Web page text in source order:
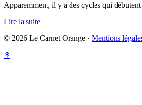
Apparemment, il y a des cycles qui
Lire la suite
© 2026 Le Carnet Orange · Mentions
↟